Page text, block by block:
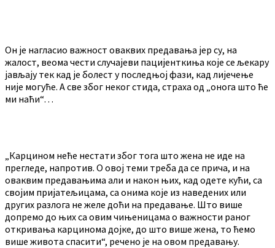
Он је нагласио важност оваквих предавања јер су, на
жалост, веома чести случајеви пацијенткиња које се љекару
јављају тек кад је болест у последњој фази, кад лијечење
није могуће. А све због неког стида, страха од „онога што ће
ми наћи“…
„Карцином неће нестати због тога што жена не иде на
прегледе, напротив. О овој теми треба да се прича, и на
оваквим предавањима али и након њих, кад одете кући, са
својим пријатељицама, са онима које из наведених или
других разлога не желе доћи на предавање. Што више
допремо до њих са овим чињеницама о важности раног
откривања карцинома дојке, до што више жена, то ћемо
више живота спасити“, речено је на овом предавању.